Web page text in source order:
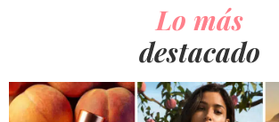
Lo más
destacado